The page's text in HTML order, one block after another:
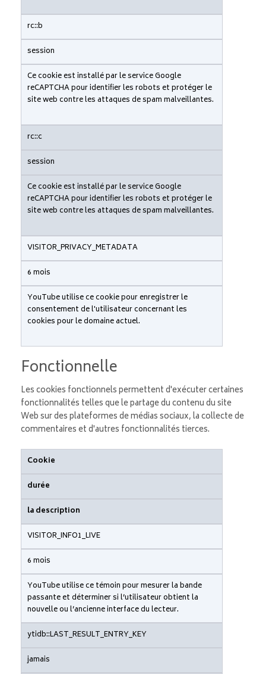
rc::b
session
Ce cookie est installé par le service Google
reCAPTCHA pour identifier les robots et protéger le
site web contre les attaques de spam malveillantes.
rc::c
session
Ce cookie est installé par le service Google
reCAPTCHA pour identifier les robots et protéger le
site web contre les attaques de spam malveillantes.
VISITOR_PRIVACY_METADATA
6 mois
YouTube utilise ce cookie pour enregistrer le
consentement de l'utilisateur concernant les
cookies pour le domaine actuel.
Fonctionnelle
Les cookies fonctionnels permettent d'exécuter certaines
fonctionnalités telles que le partage du contenu du site
Web sur des plateformes de médias sociaux, la collecte de
commentaires et d'autres fonctionnalités tierces.
Cookie
durée
la description
VISITOR_INFO1_LIVE
6 mois
YouTube utilise ce témoin pour mesurer la bande
passante et déterminer si l’utilisateur obtient la
nouvelle ou l’ancienne interface du lecteur.
ytidb::LAST_RESULT_ENTRY_KEY
jamais